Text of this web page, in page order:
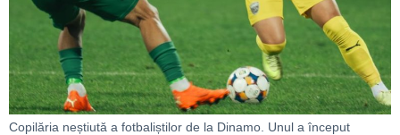
Copilăria neștiută a fotbaliștilor de la Dinamo. Unul a început